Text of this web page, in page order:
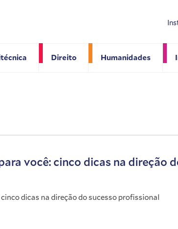
Direito Humanidades
você: cinco dicas na direção
dicas na direção do sucesso profissional